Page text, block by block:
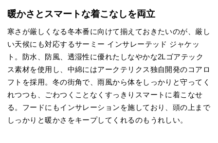
暖かさとスマートな着こなしを両立
寒さが厳しくなる冬本番に向けて揃えておきたいのが、厳し
い天候にも対応するサーミー インサレーテッド ジャケッ
ト。防水、防風、透湿性に優れたしなやかな2Lゴアテック
ス素材を使用し、中綿にはアークテリクス独自開発のコアロ
フトを採用。冬の街角で、雨風から体をしっかりと守ってく
れつつも、ごわつくことなくすっきりスマートに着こなせ
る。フードにもインサレーションを施しており、頭の上まで
しっかりと暖かさをキープしてくれるのもうれしい。